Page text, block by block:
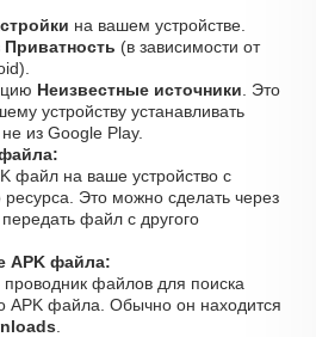
на вашем устройстве.
Приватность (в зависимости от
Неизвестные источники . Это
устройству устанавливать
из Google Play.
файл на ваше устройство с
ресурса. Это можно сделать через
файл с другого
APK файла:
проводник файлов для поиска
APK файла. Обычно он находится